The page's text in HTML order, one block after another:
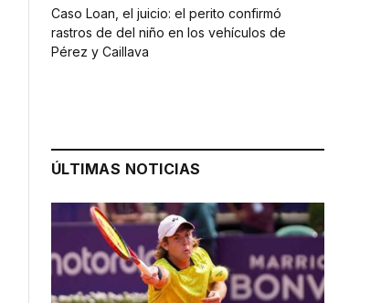
Caso Loan, el juicio: el perito confirmó
rastros de del niño en los vehículos de
Pérez y Caillava
ÚLTIMAS NOTICIAS